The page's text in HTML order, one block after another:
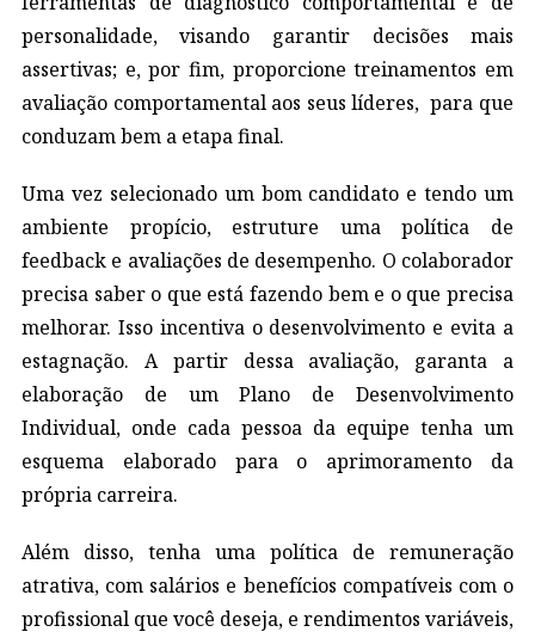
personalidade, visando garantir decisões mais
assertivas; e, por fim, proporcione treinamentos em
avaliação comportamental aos seus líderes, para que
conduzam bem a etapa final.
Uma vez selecionado um bom candidato e tendo um
ambiente propício, estruture uma política de
feedback e avaliações de desempenho. O colaborador
precisa saber o que está fazendo bem e o que precisa
melhorar. Isso incentiva o desenvolvimento e evita a
estagnação. A partir dessa avaliação, garanta a
elaboração de um Plano de Desenvolvimento
Individual, onde cada pessoa da equipe tenha um
esquema elaborado para o aprimoramento da
própria carreira.
Além disso, tenha uma política de remuneração
atrativa, com salários e benefícios compatíveis com o
profissional que você deseja, e rendimentos variáveis,